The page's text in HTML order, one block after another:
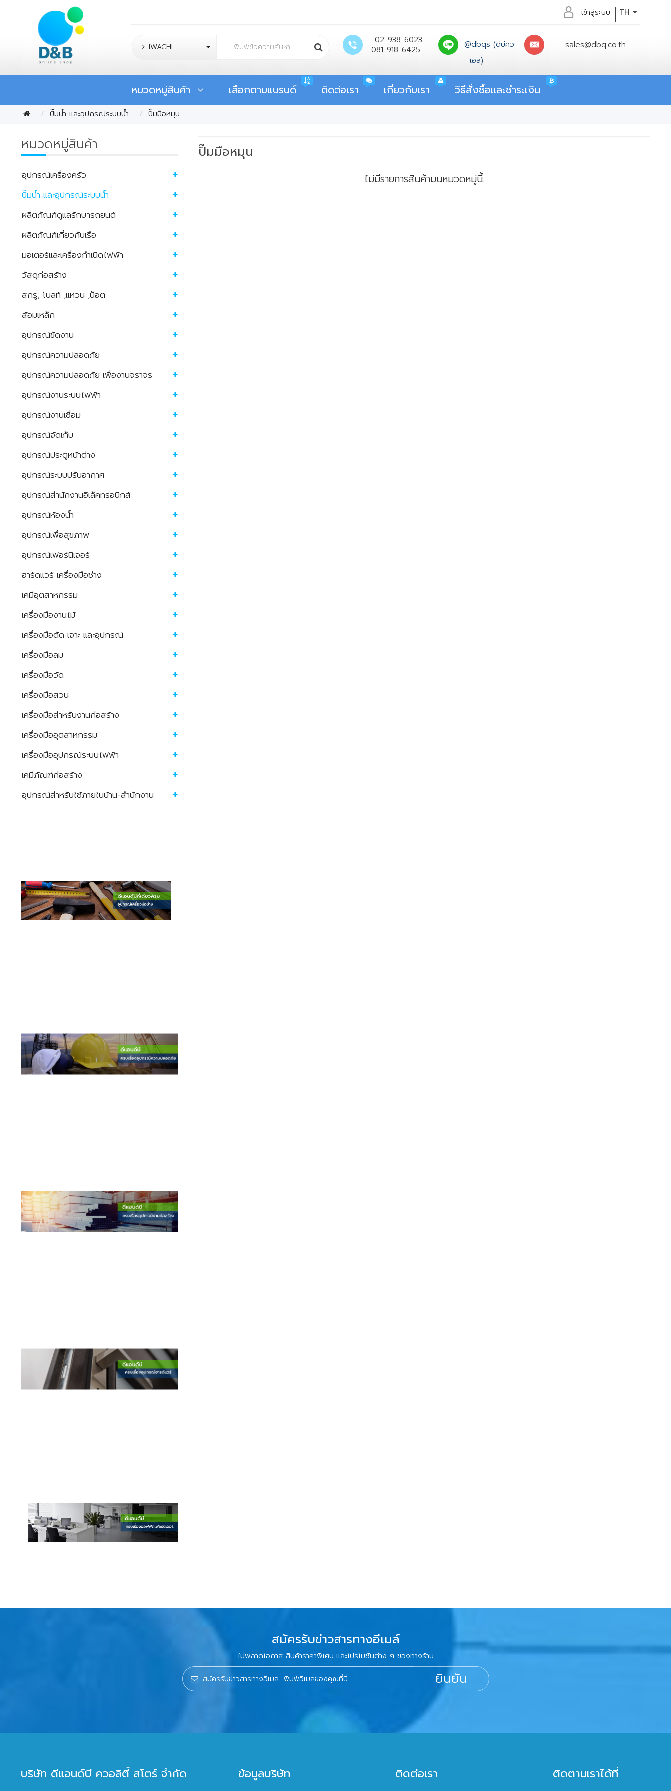
TH
เข้าสู่ระบบ
IWACHI
02-938-6023
081-918-6425
@dbqs (ดีบีคิว
เอส)
sales@dbq.co.th
หมวดหมู่สินค้า เลือกตามแบรนด์ ติดต่อเรา เกี่ยวกับเรา วิธีสั่งซื้อและชำระเงิน
ปั๊มน้ำ และอุปกรณ์ระบบน้ำ ปั๊มมือหมุน
หมวดหมู่สินค้า
อุปกรณ์เครื่องครัว
ปั๊มน้ำ และอุปกรณ์ระบบน้ำ
ผลิตภัณฑ์ดูแลรักษารถยนต์
ผลิตภัณฑ์เกี่ยวกับเรือ
มอเตอร์และเครื่องกำเนิดไฟฟ้า
วัสดุก่อสร้าง
สกรู, โบลท์ ,แหวน ,น็อต
ส้อมเหล็ก
อุปกรณ์ขัดงาน
อุปกรณ์ความปลอดภัย
อุปกรณ์ความปลอดภัย เพื่องานจราจร
อุปกรณ์งานระบบไฟฟ้า
อุปกรณ์งานเชื่อม
อุปกรณ์จัดเก็บ
อุปกรณ์ประตูหน้าต่าง
อุปกรณ์ระบบปรับอากาศ
อุปกรณ์สำนักงานอิเล็คทรอนิกส์
อุปกรณ์ห้องน้ำ
อุปกรณ์เพื่อสุขภาพ
อุปกรณ์เฟอร์นิเจอร์
ฮาร์ดแวร์ เครื่องมือช่าง
เคมีอุตสาหกรรม
เครื่องมืองานไม้
เครื่องมือตัด เจาะ และอุปกรณ์
เครื่องมือลม
เครื่องมือวัด
เครื่องมือสวน
เครื่องมือสำหรับงานก่อสร้าง
เครื่องมืออุตสาหกรรม
เครื่องมืออุปกรณ์ระบบไฟฟ้า
เคมีภัณฑ์ก่อสร้าง
อุปกรณ์สำหรับใช้ภายในบ้าน-สำนักงาน
ปั๊มมือหมุน
ไม่มีรายการสินค้ามนหมวดหมู่นี้.
สมัครรับข่าวสารทางอีเมล์
ไม่พลาดโอกาส สินค้าราคาพิเศษ และโปรโมชั่นต่าง ๆ ของทางร้าน
ยินยัน
บริษัท ดีแอนด์บี ควอลิตี้ สโตร์ จำกัด ข้อมูลบริษัท ติดต่อเรา ติดตามเราได้ที่